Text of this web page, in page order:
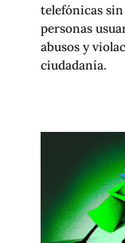
telefónicas sin
personas
abusos y
ciudadanía.